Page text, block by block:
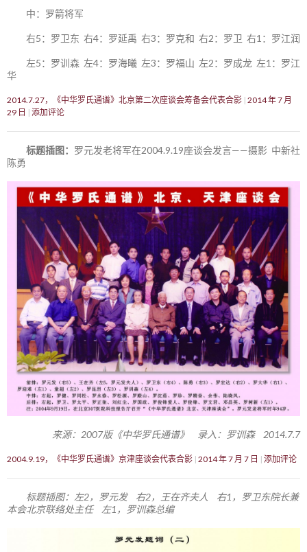
中：罗箭将军
右5：罗卫东 右4：罗延禹 右3：罗克和 右2：罗卫 右1：罗江润
左5：罗训森 左4：罗海曦 左3：罗福山 左2：罗成龙 左1：罗江
华
2014.7.27，《中华罗氏通谱》北京第二次座谈会筹备会代表合影 2014 年 7 月
29 日
添加评论
标题插图： 罗元发老将军在2004.9.19座谈会发言——摄影 中新社
陈勇
来源：2007版《中华罗氏通谱》 录入：罗训森 2014.7.7
2004.9.19，《中华罗氏通谱》京津座谈会代表合影 2014 年 7 月 7 日 添加评论
标题插图：左2，罗元发 右2，王在齐夫人 右1，罗卫东院长兼
本会北京联络处主任 左1，罗训森总编